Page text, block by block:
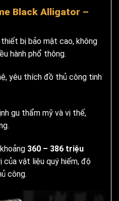
Black Alligator –
thiết bị bảo mật cao, không
hành phổ thông.
yêu thích đồ thủ công tinh
gu thẩm mỹ và vị thế,
360 – 386 triệu
của vật liệu quý hiếm, độ
công.